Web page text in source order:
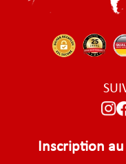
Inscription